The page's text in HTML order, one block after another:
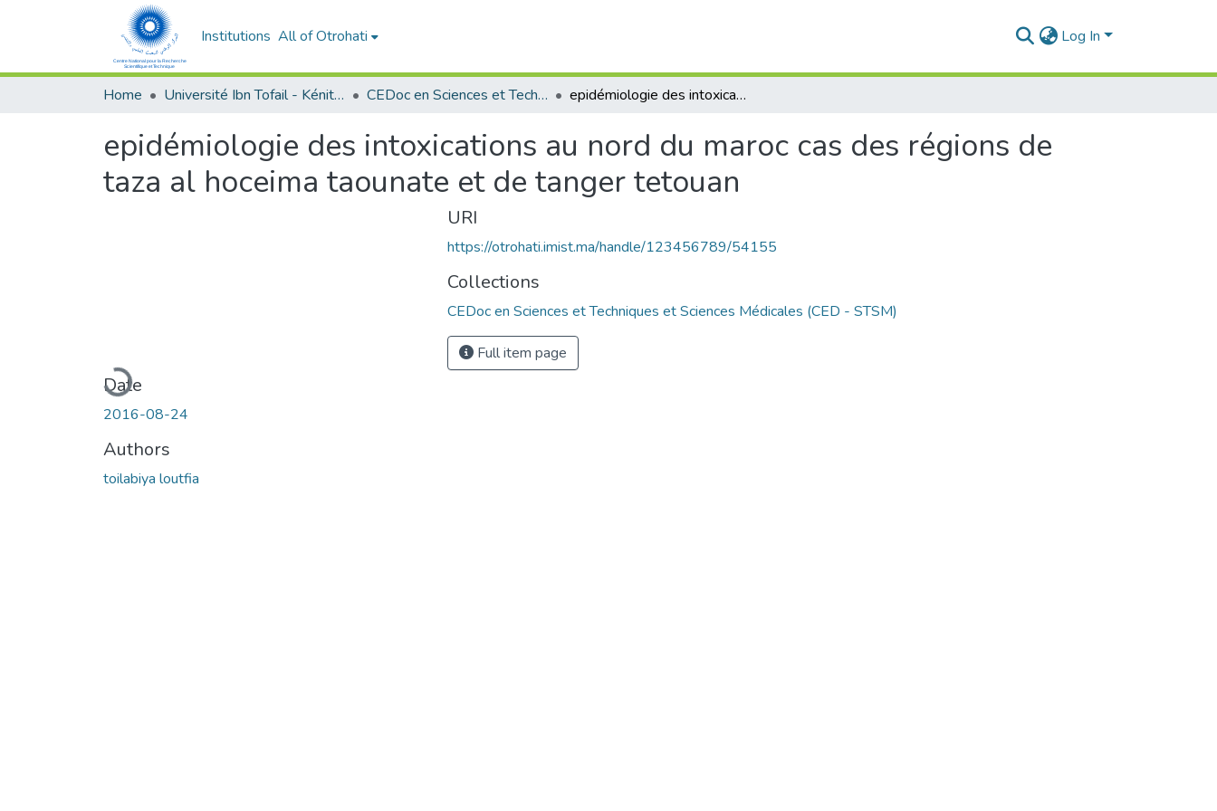
Institutions All of Otrohati Log In
Home Université Ibn Tofail - Kénitra CEDoc en Sciences et Techniques et Sciences Médicales (CED - STSM) epidémiologie des intoxications au nord du maroc cas des régions de taza al hoceima taounate et de tanger tetouan
epidémiologie des intoxications au nord du maroc cas des régions de
taza al hoceima taounate et de tanger tetouan
Loading...
Date
2016-08-24
Authors
toilabiya loutfia
URI
https://otrohati.imist.ma/handle/123456789/54155
Collections
CEDoc en Sciences et Techniques et Sciences Médicales (CED - STSM)
Full item page